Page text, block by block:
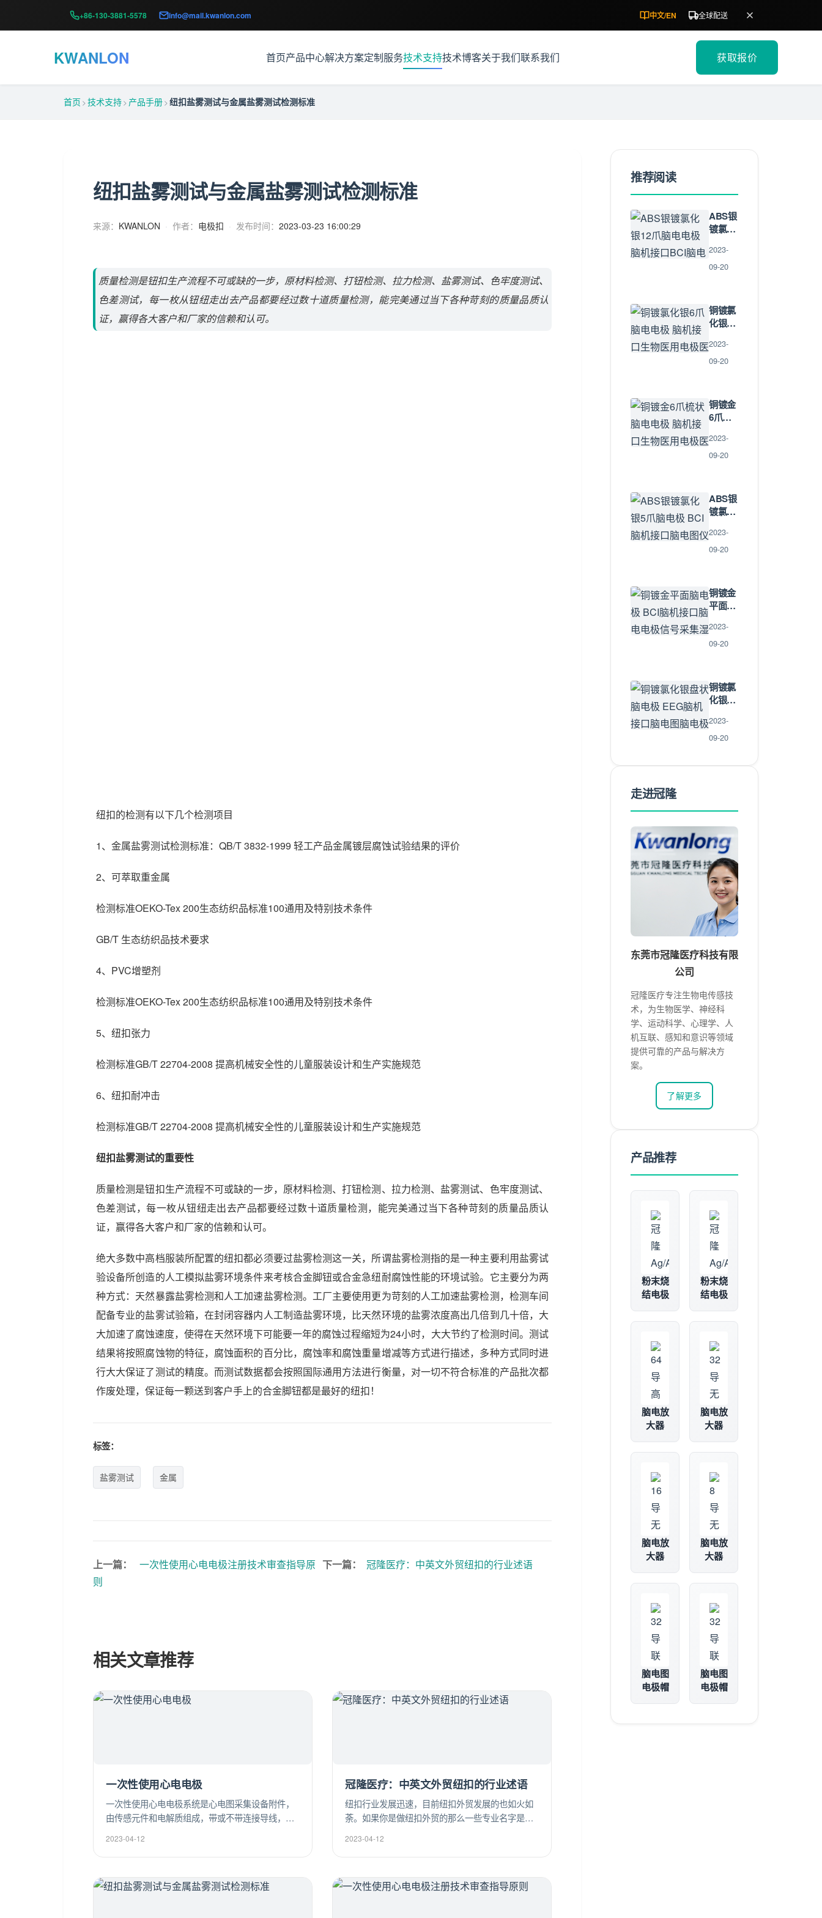
+86-130-3881-5578 info@mail.kwanlon.com 中文/EN 全球配送
KWANLON 首页产品中心解决方案定制服务技术支持技术博客关于我们联系我们 获取报价
首页 > 技术支持> 产品手册> 纽扣盐雾测试与金属盐雾测试检测标准
纽扣盐雾测试与金属盐雾测试检测标准
来源： KWANLON · 作者： 电极扣 · 发布时间： 2023-03-23 16:00:29
质量检测是钮扣生产流程不可或缺的一步，原材料检测、打钮检测、拉力检测、盐雾测试、色牢度测试、
色差测试，每一枚从钮纽走出去产品都要经过数十道质量检测，能完美通过当下各种苛刻的质量品质认
证，赢得各大客户和厂家的信赖和认可。
纽扣的检测有以下几个检测项目
1、金属盐雾测试检测标准：QB/T 3832-1999 轻工产品金属镀层腐蚀试验结果的评价
2、可萃取重金属
检测标准OEKO-Tex 200生态纺织品标准100通用及特别技术条件
GB/T 生态纺织品技术要求
4、PVC增塑剂
检测标准OEKO-Tex 200生态纺织品标准100通用及特别技术条件
5、纽扣张力
检测标准GB/T 22704-2008 提高机械安全性的儿童服装设计和生产实施规范
6、纽扣耐冲击
检测标准GB/T 22704-2008 提高机械安全性的儿童服装设计和生产实施规范
纽扣盐雾测试的重要性
质量检测是钮扣生产流程不可或缺的一步，原材料检测、打钮检测、拉力检测、盐雾测试、色牢度测试、
色差测试，每一枚从钮纽走出去产品都要经过数十道质量检测，能完美通过当下各种苛刻的质量品质认
证，赢得各大客户和厂家的信赖和认可。
绝大多数中高档服装所配置的纽扣都必须要过盐雾检测这一关，所谓盐雾检测指的是一种主要利用盐雾试
验设备所创造的人工模拟盐雾环境条件来考核合金脚钮或合金急纽耐腐蚀性能的环境试验。它主要分为两
种方式：天然暴露盐雾检测和人工加速盐雾检测。工厂主要使用更为苛刻的人工加速盐雾检测，检测车间
配备专业的盐雾试验箱，在封闭容器内人工制造盐雾环境，比天然环境的盐雾浓度高出几倍到几十倍，大
大加速了腐蚀速度，使得在天然环境下可能要一年的腐蚀过程缩短为24小时，大大节约了检测时间。测试
结果将按照腐蚀物的特征，腐蚀面积的百分比，腐蚀率和腐蚀重量增减等方式进行描述，多种方式同时进
行大大保证了测试的精度。而测试数据都会按照国际通用方法进行衡量，对一切不符合标准的产品批次都
作废处理，保证每一颗送到客户手上的合金脚钮都是最好的纽扣！
标签：
盐雾测试 金属
上一篇：
一次性使用心电电极注册技术审查指导原
则
下一篇： 冠隆医疗：中英文外贸纽扣的行业述语
相关文章推荐
一次性使用心电电极
一次性使用心电电极系统是心电图采集设备附件，
由传感元件和电解质组成，带或不带连接导线，适
2023-04-12
冠隆医疗：中英文外贸纽扣的行业述语
纽扣行业发展迅速，目前纽扣外贸发展的也如火如
荼。如果你是做纽扣外贸的那么一些专业名字是必
英文外贸纽扣的行业述语。
2023-04-12
推荐阅读
ABS银
镀氯化
脑电电
极 脑机
电极帽
连接器
生物检
测传感
器
2023-
09-20
铜镀氯
化银6
电极 脑
机接口
医疗五
金配件
2023-
09-20
铜镀金
6爪梳
电极 脑
机接口
医疗理
疗五金
配件
2023-
09-20
ABS银
镀氯化
脑电极
BCI脑
仪生物
检测传
感器
2023-
09-20
铜镀金
平面脑
BCI脑
机接口
采集湿
电极
2023-
09-20
铜镀氯
化银盘
极
EEG脑
脑电图
极
2023-
09-20
走进冠隆
东莞市冠隆医疗科技有限
公司
冠隆医疗专注生物电传感技
术，为生物医学、神经科
学、运动科学、心理学、人
机互联、感知和意识等领域
提供可靠的产品与解决方
案。
了解更多
产品推荐
粉末烧
结电极
粉末烧
结电极
脑电放
大器
脑电放
大器
脑电放
大器
脑电放
大器
脑电图
电极帽
脑电图
电极帽